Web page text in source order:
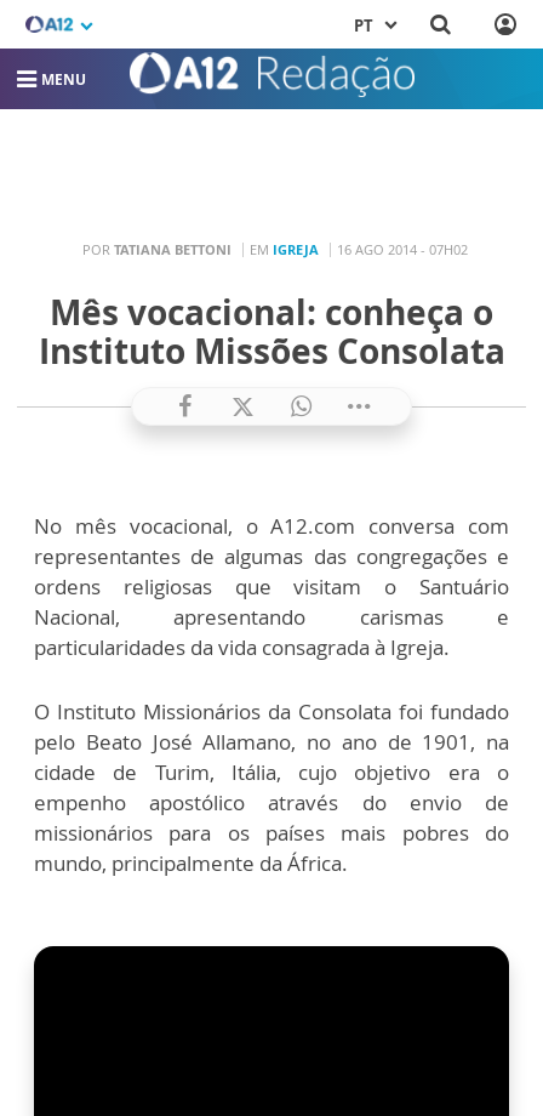
PT
MENU
POR TATIANA BETTONI EM IGREJA 16 AGO 2014 - 07H02
Mês vocacional: conheça o
Instituto Missões Consolata
No mês vocacional, o A12.com conversa com
representantes de algumas das congregações e
ordens religiosas que visitam o Santuário
Nacional, apresentando carismas e
particularidades da vida consagrada à Igreja.
O Instituto Missionários da Consolata foi fundado
pelo Beato José Allamano, no ano de 1901, na
cidade de Turim, Itália, cujo objetivo era o
empenho apostólico através do envio de
missionários para os países mais pobres do
mundo, principalmente da África.